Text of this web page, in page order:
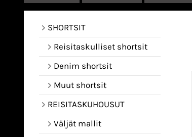
SHORTSIT
Reisitaskulliset shortsit
Denim shortsit
Muut shortsit
REISITASKUHOUSUT
Väljät mallit